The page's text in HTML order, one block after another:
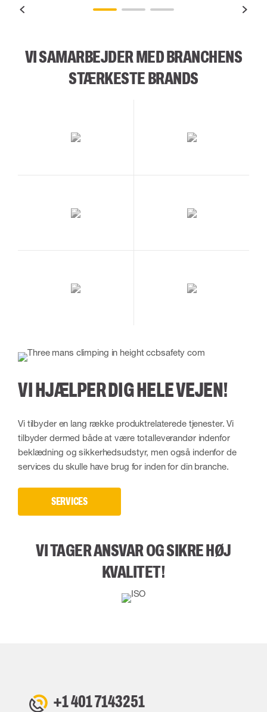
VI SAMARBEJDER MED BRANCHENS
STÆRKESTE BRANDS
VI HJÆLPER DIG HELE VEJEN!
Vi tilbyder en lang række produktrelaterede tjenester. Vi
tilbyder dermed både at være totalleverandør indenfor
beklædning og sikkerhedsudstyr, men også indenfor de
services du skulle have brug for inden for din branche.
SERVICES
VI TAGER ANSVAR OG SIKRE HØJ
KVALITET!
+1 401 7143251